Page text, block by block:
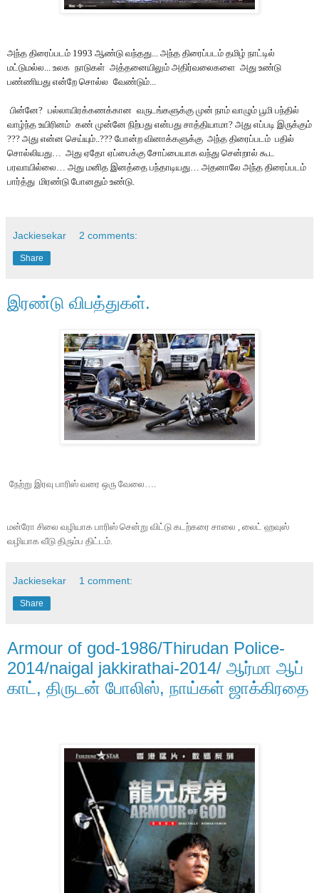
அந்த திரைப்படம் 1993 ஆண்டு வந்தது... அந்த திரைப்படம் தமிழ் நாட்டில்
மட்டுமல்ல... உலக நாடுகள் அத்தனையிலும் அதிர்வலைகளை அது உண்டு
பண்ணியது என்றே சொல்ல வேண்டும்...
பின்னே? பல்லாயிரக்கணக்கான வருடங்களுக்கு முன் நாம் வாழும் பூமி பந்தில்
வாழ்ந்த உயிரினம் கண் முன்னே நிற்பது என்பது சாத்தியாமா? அது எப்படி இருக்கும்
??? அது என்ன செய்யும்..??? போன்ற வினாக்களுக்கு அந்த திரைப்படம் பதில்
சொல்லியது… அது ஏதோ ஏப்பைக்கு சோப்பையாக வந்து சென்றால் கூட
பரவாயில்லை… அது மனித இனத்தை பந்தாடியது… அதனாலே அந்த திரைப்படம்
பார்த்து மிரண்டு போனதும் உண்டு.
Jackiesekar 2 comments:
Share
இரண்டு விபத்துகள்.
நேற்று இரவு பாரிஸ் வரை ஒரு வேலை….
மன்ரோ சிலை வழியாக பாரிஸ் சென்று விட்டு கடற்கரை சாலை , லைட் ஹவுஸ்
வழியாக வீடு திரும்ப திட்டம்.
Jackiesekar 1 comment:
Share
Armour of god-1986/Thirudan Police-
2014/naigal jakkirathai-2014/ ஆர்மா ஆப்
காட், திருடன் போலிஸ், நாய்கள் ஜாக்கிரதை